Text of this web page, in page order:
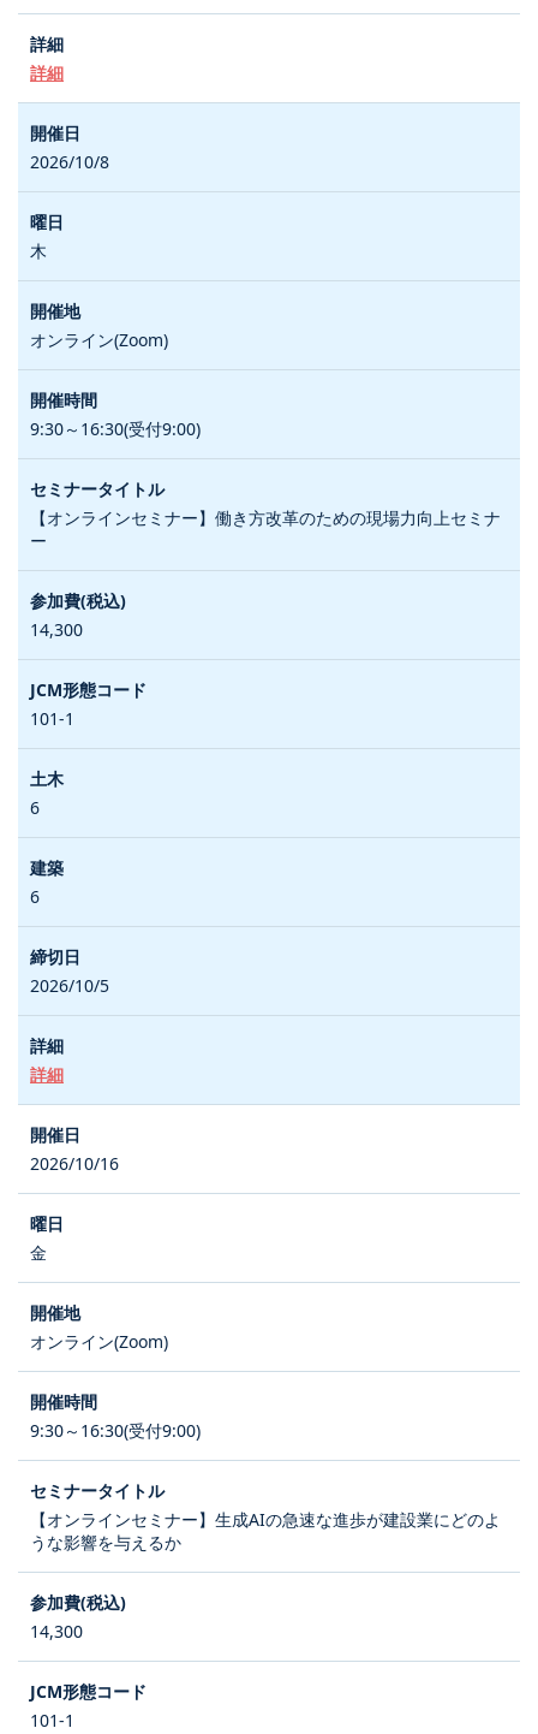
詳細
2026/10/8
木
オンライン(Zoom)
9:30～16:30(受付9:00)
【オンラインセミナー】働き方改革のための現場力向上セミナ
ー
14,300
101-1
6
6
2026/10/5
詳細
2026/10/16
金
オンライン(Zoom)
9:30～16:30(受付9:00)
【オンラインセミナー】生成AIの急速な進歩が建設業にどのよ
うな影響を与えるか
14,300
101-1